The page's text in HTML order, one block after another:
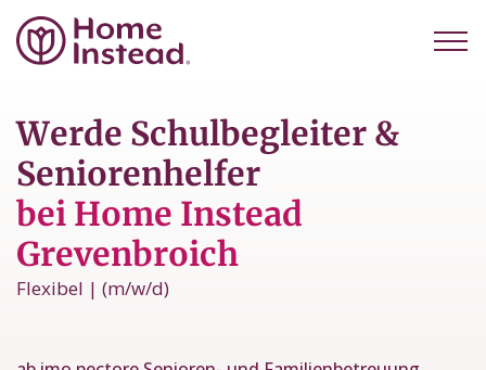
Werde Schulbegleiter &
Seniorenhelfer
bei Home Instead
Grevenbroich
Flexibel | (m/w/d)